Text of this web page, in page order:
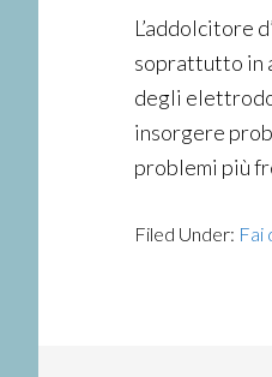
L’addolcitore
soprattutto in
degli
insorgere
problemi più
Filed Under: Fai